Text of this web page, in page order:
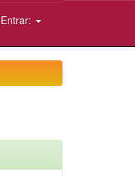
Entrar: